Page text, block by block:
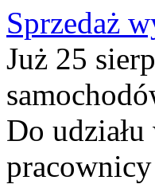
Sprzedaż
Już 25
Do